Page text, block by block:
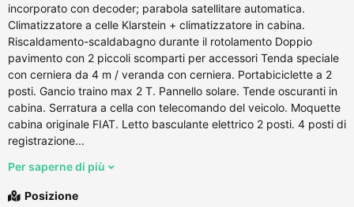
incorporato con decoder; parabola satellitare automatica.
Climatizzatore a celle Klarstein + climatizzatore in cabina.
Riscaldamento-scaldabagno durante il rotolamento Doppio
pavimento con 2 piccoli scomparti per accessori Tenda speciale
con cerniera da 4 m / veranda con cerniera. Portabiciclette a 2
posti. Gancio traino max 2 T. Pannello solare. Tende oscuranti in
cabina. Serratura a cella con telecomando del veicolo. Moquette
cabina originale FIAT. Letto basculante elettrico 2 posti. 4 posti di
registrazione...
Per saperne di più
Posizione